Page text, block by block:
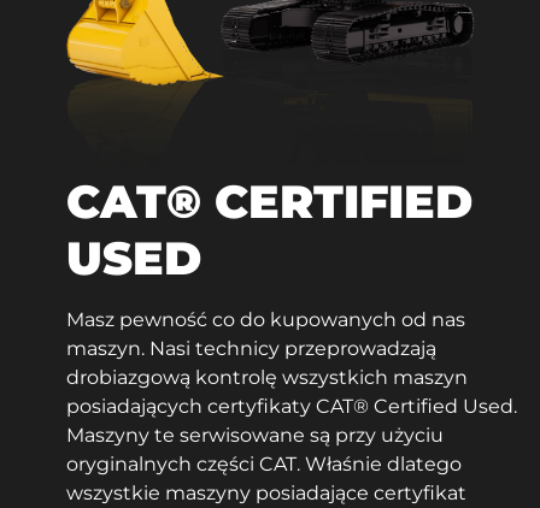
CAT® CERTIFIED
USED
Masz pewność co do kupowanych od nas
maszyn. Nasi technicy przeprowadzają
drobiazgową kontrolę wszystkich maszyn
posiadających certyfikaty CAT® Certified Used.
Maszyny te serwisowane są przy użyciu
oryginalnych części CAT. Właśnie dlatego
wszystkie maszyny posiadające certyfikat